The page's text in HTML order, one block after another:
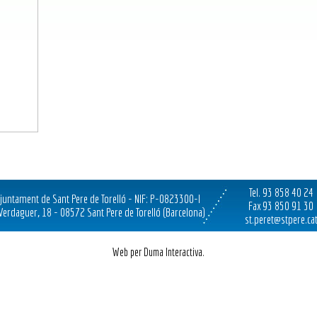
de Sant Pere de Torelló - NIF: P-0823300-I
18 - 08572 Sant Pere de Torelló (Barcelona)
Tel. 93 858 40 24
Fax 93 850 91 30
st.peret@stpere.cat
Web per Duma Interactiva.